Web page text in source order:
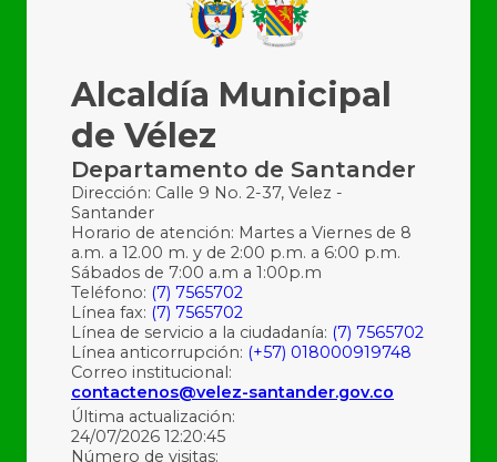
Alcaldía Municipal
de Vélez
Departamento de Santander
Dirección: Calle 9 No. 2-37, Velez -
Santander
Horario de atención: Martes a Viernes de 8
a.m. a 12.00 m. y de 2:00 p.m. a 6:00 p.m.
Sábados de 7:00 a.m a 1:00p.m
Teléfono: (7) 7565702
Línea fax: (7) 7565702
Línea de servicio a la ciudadanía: (7) 7565702
Línea anticorrupción: (+57) 018000919748
Correo institucional:
contactenos@velez-santander.gov.co
Última actualización:
24/07/2026 12:20:45
Número de visitas: